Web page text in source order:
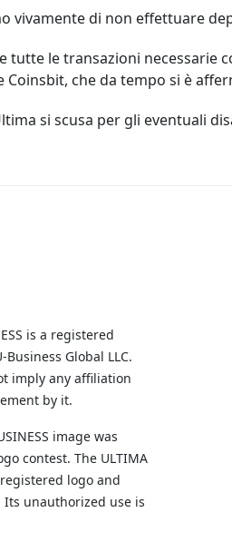
vivamente di non effettuare
tutte le transazioni necessarie
Coinsbit, che da tempo si è
si scusa per gli eventuali
is a registered
Global LLC.
imply any affiliation
by it.
image was
contest. The ULTIMA
registered logo and
unauthorized use is